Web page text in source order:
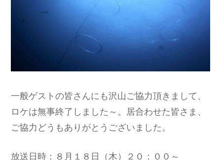
一般ゲストの皆さんにも沢山ご協力頂きまして、
ロケは無事終了しました～。居合わせた皆さま、
ご協力どうもありがとうございました。
放送日時：８月１８日（木）２０：００～